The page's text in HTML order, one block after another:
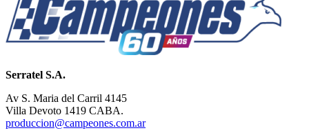
Serratel S.A.
Av S. Maria del Carril 4145
Villa Devoto 1419 CABA.
produccion@campeones.com.ar